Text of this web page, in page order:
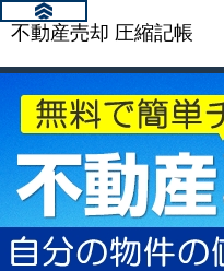
不動産売却 圧縮記帳